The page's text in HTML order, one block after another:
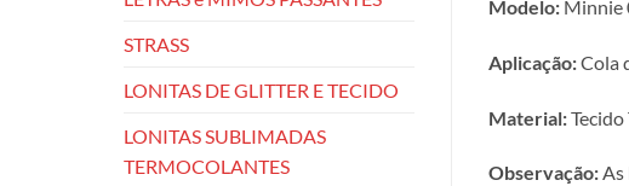
STRASS
LONITAS DE GLITTER E TECIDO
LONITAS SUBLIMADAS
TERMOCOLANTES
Modelo: Minnie
Aplicação:Cola
Material:
Observação:As